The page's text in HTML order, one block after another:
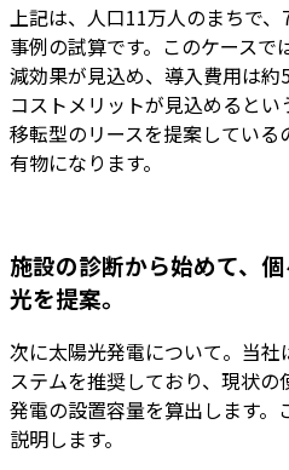
上記は、人口11万人のまちで
事例の試算です。このケース
減効果が見込め、導入費用は
コストメリットが見込めると
移転型のリースを提案してい
有物になります。
施設の診断から始めて、
光を提案。
次に太陽光発電について。当
ステムを推奨しており、現状
発電の設置容量を算出します
説明します。